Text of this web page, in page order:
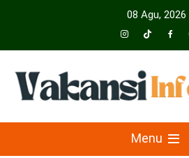
08 Agu, 2026
VakansiinfoMenu